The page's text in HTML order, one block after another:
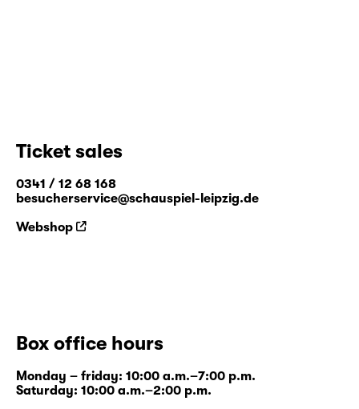
Ticket sales
0341 / 12 68 168
besucherservice@schauspiel-leipzig.de
Webshop
Box office hours
Monday – friday: 10:00 a.m.–7:00 p.m.
Saturday: 10:00 a.m.–2:00 p.m.